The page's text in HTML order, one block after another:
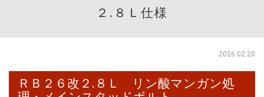
２.８Ｌ仕様
2026.02.20
ＲＢ２６改２.８Ｌ リン酸マンガン処